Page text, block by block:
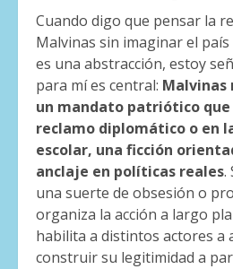
Cuando digo que pensar la
Malvinas sin imaginar el
es una abstracción, estoy
para mí es central: Malvinas
un mandato patriótico que
reclamo diplomático o en
escolar, una ficción
anclaje en políticas reales.
una suerte de obsesión o
organiza la acción a largo
habilita a distintos actores a
construir su legitimidad a